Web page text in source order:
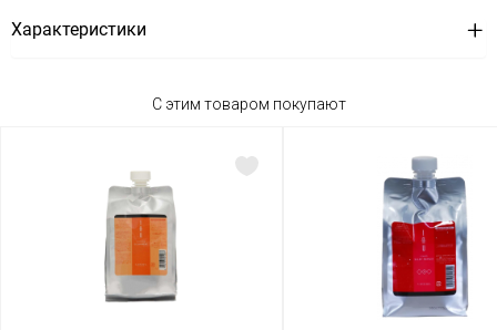
Характеристики
С этим товаром покупают